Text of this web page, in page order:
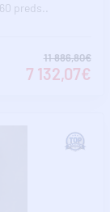
preds..
11 886,80€
7 132,07€